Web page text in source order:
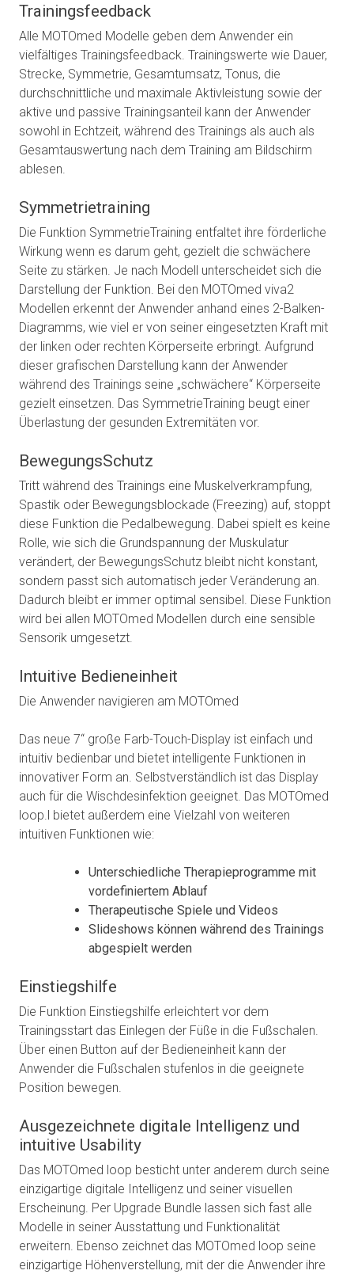
Trainingsfeedback
Alle MOTOmed Modelle geben dem Anwender ein
vielfältiges Trainingsfeedback. Trainingswerte wie Dauer,
Strecke, Symmetrie, Gesamtumsatz, Tonus, die
durchschnittliche und maximale Aktivleistung sowie der
aktive und passive Trainingsanteil kann der Anwender
sowohl in Echtzeit, während des Trainings als auch als
Gesamtauswertung nach dem Training am Bildschirm
ablesen.
Symmetrietraining
Die Funktion SymmetrieTraining entfaltet ihre förderliche
Wirkung wenn es darum geht, gezielt die schwächere
Seite zu stärken. Je nach Modell unterscheidet sich die
Darstellung der Funktion. Bei den MOTOmed viva2
Modellen erkennt der Anwender anhand eines 2-Balken-
Diagramms, wie viel er von seiner eingesetzten Kraft mit
der linken oder rechten Körperseite erbringt. Aufgrund
dieser grafischen Darstellung kann der Anwender
während des Trainings seine „schwächere“ Körperseite
gezielt einsetzen. Das SymmetrieTraining beugt einer
Überlastung der gesunden Extremitäten vor.
BewegungsSchutz
Tritt während des Trainings eine Muskelverkrampfung,
Spastik oder Bewegungsblockade (Freezing) auf, stoppt
diese Funktion die Pedalbewegung. Dabei spielt es keine
Rolle, wie sich die Grundspannung der Muskulatur
verändert, der BewegungsSchutz bleibt nicht konstant,
sondern passt sich automatisch jeder Veränderung an.
Dadurch bleibt er immer optimal sensibel. Diese Funktion
wird bei allen MOTOmed Modellen durch eine sensible
Sensorik umgesetzt.
Intuitive Bedieneinheit
Die Anwender navigieren am MOTOmed
Das neue 7“ große Farb-Touch-Display ist einfach und
intuitiv bedienbar und bietet intelligente Funktionen in
innovativer Form an. Selbstverständlich ist das Display
auch für die Wischdesinfektion geeignet. Das MOTOmed
loop.l bietet außerdem eine Vielzahl von weiteren
intuitiven Funktionen wie:
Unterschiedliche Therapieprogramme mit
vordefiniertem Ablauf
Therapeutische Spiele und Videos
Slideshows können während des Trainings
abgespielt werden
Einstiegshilfe
Die Funktion Einstiegshilfe erleichtert vor dem
Trainingsstart das Einlegen der Füße in die Fußschalen.
Über einen Button auf der Bedieneinheit kann der
Anwender die Fußschalen stufenlos in die geeignete
Position bewegen.
Ausgezeichnete digitale Intelligenz und
intuitive Usability
Das MOTOmed loop besticht unter anderem durch seine
einzigartige digitale Intelligenz und seiner visuellen
Erscheinung. Per Upgrade Bundle lassen sich fast alle
Modelle in seiner Ausstattung und Funktionalität
erweitern. Ebenso zeichnet das MOTOmed loop seine
einzigartige Höhenverstellung, mit der die Anwender ihre